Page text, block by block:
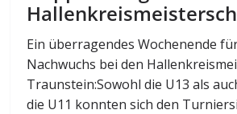
Ein überragendes Wochenende
Nachwuchs bei den
Traunstein:Sowohl die U13 als
die U11 konnten sich den